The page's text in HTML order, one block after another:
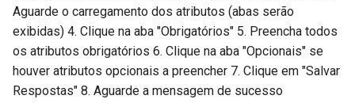
Aguarde o carregamento dos atributos (abas serão
exibidas) 4. Clique na aba "Obrigatórios" 5. Preencha todos
os atributos obrigatórios 6. Clique na aba "Opcionais" se
houver atributos opcionais a preencher 7. Clique em "Salvar
Respostas" 8. Aguarde a mensagem de sucesso